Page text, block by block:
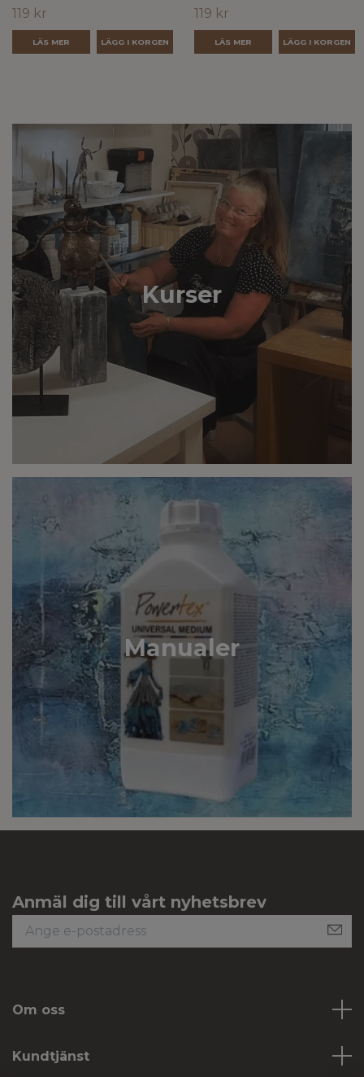
Kurser
Manualer
119 kr
LÄS MER
119 kr
LÄS MER
Anmäl dig till vårt nyhetsbrev
Om oss
Kundtjänst